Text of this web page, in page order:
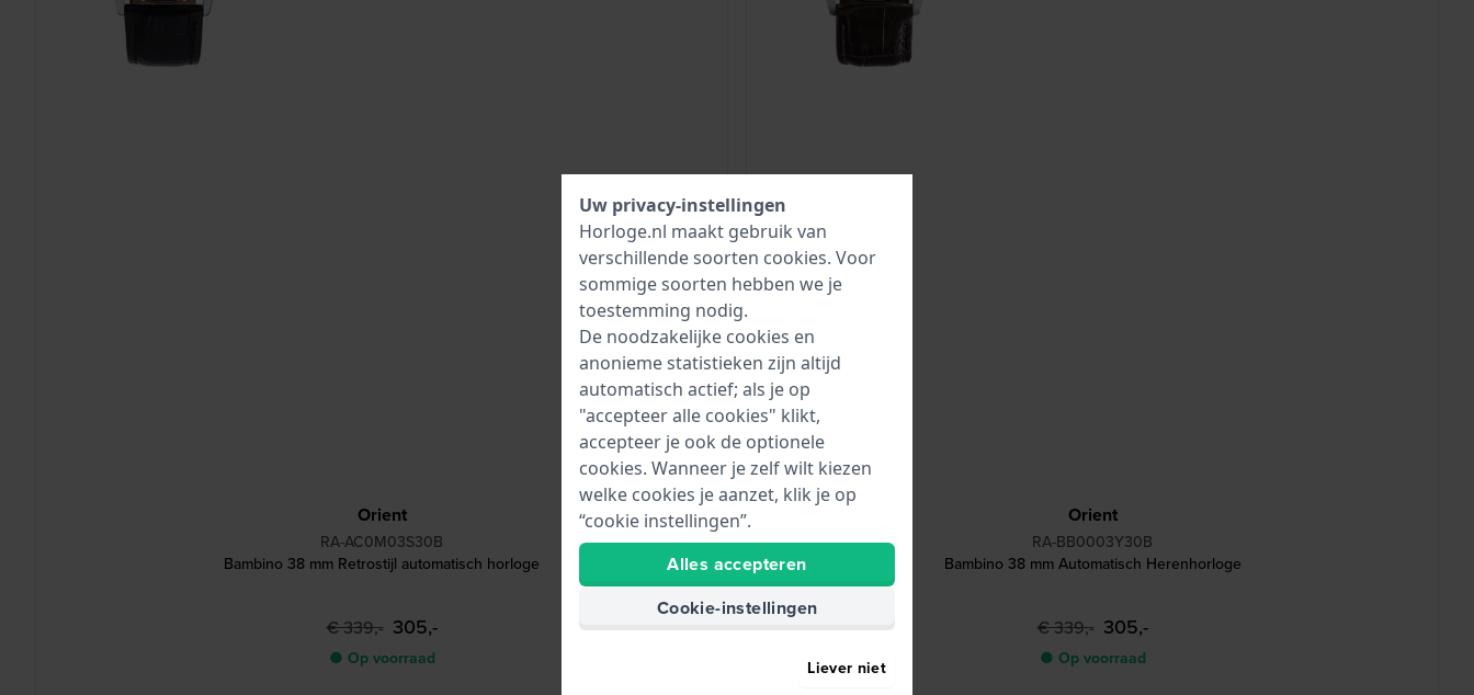
Orient
RA-AC0M03S30B
Bambino 38 mm Retrostijl automatisch horloge
€ 339,- 305,-
● Op voorraad
Orient
RA-BB0003Y30B
Bambino 38 mm Automatisch Herenhorloge
€ 339,- 305,-
● Op voorraad
Uw privacy-instellingen
Horloge.nl maakt gebruik van
verschillende soorten cookies. Voor
sommige soorten hebben we je
toestemming nodig.
De noodzakelijke cookies en
anonieme statistieken zijn altijd
automatisch actief; als je op
"accepteer alle cookies" klikt,
accepteer je ook de optionele
cookies. Wanneer je zelf wilt kiezen
welke cookies je aanzet, klik je op
“cookie instellingen”.
Alles accepteren
Cookie-instellingen
Liever niet